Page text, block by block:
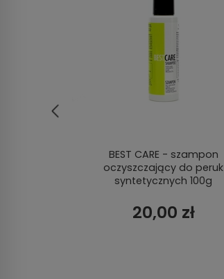
BEST CARE - szampon
oczyszczający do peruk
syntetycznych 100g
20,00 zł